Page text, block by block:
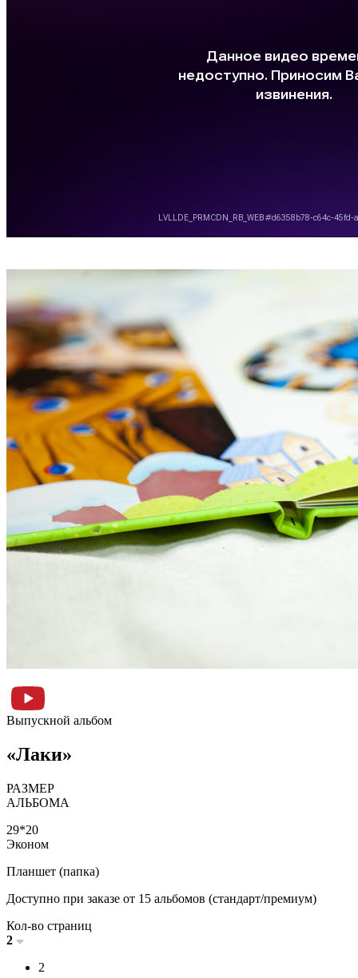
Выпускной альбом
«Лаки»
РАЗМЕР
АЛЬБОМА
29*20
Эконом
Планшет (папка)
Доступно при заказе от 15 альбомов (стандарт/премиум)
Кол-во страниц
2
2